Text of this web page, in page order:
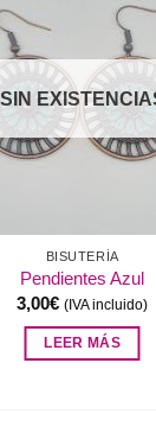
SIN
BISUTERÍA
Pendientes Azul
3,00€ (IVA incluido)
LEER MÁS